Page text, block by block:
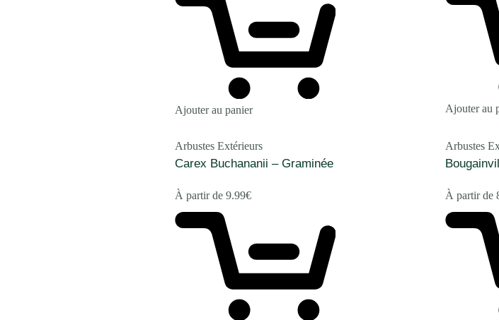
Ajouter au panier Ajouter au
Arbustes Extérieurs
Carex Buchananii – Graminée
À partir de 9.99€
Arbustes
À partir de